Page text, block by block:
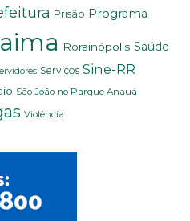
Prisão Programa
Rorainópolis Saúde
Serviços Sine-RR
São João no Parque Anauá
Violência